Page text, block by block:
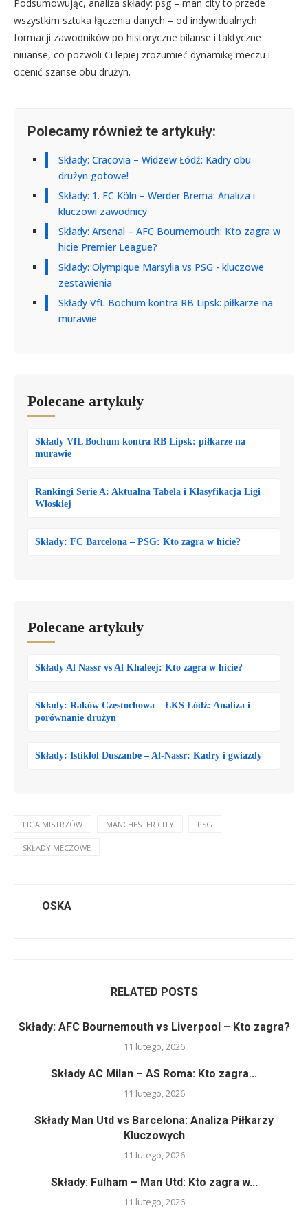
Podsumowując, analiza składy: psg – man city to przede
wszystkim sztuka łączenia danych – od indywidualnych
formacji zawodników po historyczne bilanse i taktyczne
niuanse, co pozwoli Ci lepiej zrozumieć dynamikę meczu i
ocenić szanse obu drużyn.
Polecamy również te artykuły:
Składy: Cracovia – Widzew Łódź: Kadry obu
drużyn gotowe!
Składy: 1. FC Köln – Werder Brema: Analiza i
kluczowi zawodnicy
Składy: Arsenal – AFC Bournemouth: Kto zagra w
hicie Premier League?
Składy: Olympique Marsylia vs PSG - kluczowe
zestawienia
Składy VfL Bochum kontra RB Lipsk: piłkarze na
murawie
Polecane artykuły
Składy VfL Bochum kontra RB Lipsk: piłkarze na
murawie
Rankingi Serie A: Aktualna Tabela i Klasyfikacja Ligi
Włoskiej
Składy: FC Barcelona – PSG: Kto zagra w hicie?
Polecane artykuły
Składy Al Nassr vs Al Khaleej: Kto zagra w hicie?
Składy: Raków Częstochowa – ŁKS Łódź: Analiza i
porównanie drużyn
Składy: Istiklol Duszanbe – Al-Nassr: Kadry i gwiazdy
LIGA MISTRZÓW MANCHESTER CITY PSG
SKŁADY MECZOWE
OSKA
RELATED POSTS
Składy: AFC Bournemouth vs Liverpool – Kto zagra?
11 lutego, 2026
Składy AC Milan – AS Roma: Kto zagra...
11 lutego, 2026
Składy Man Utd vs Barcelona: Analiza Piłkarzy
Kluczowych
11 lutego, 2026
Składy: Fulham – Man Utd: Kto zagra w...
11 lutego, 2026